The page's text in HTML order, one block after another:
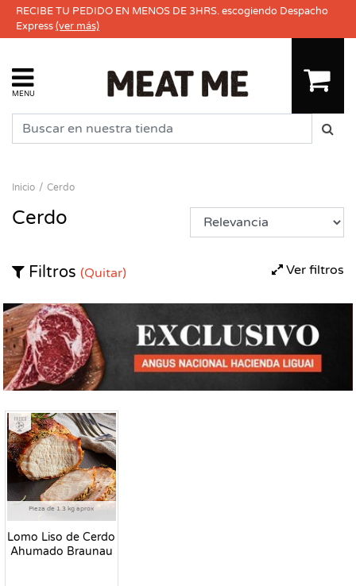
RECIBE TU PEDIDO EN MENOS DE 3HRS. escogiendo Despacho
Express(ver más)
MENU
Inicio Cerdo
Cerdo
Ver filtros
Filtros (Quitar)
Pieza de 1.3 kg aprox
Lomo Liso de Cerdo
Ahumado Braunau
Fresco